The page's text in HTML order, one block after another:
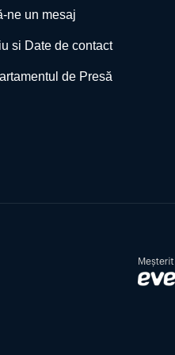
ne un mesaj
si Date de contact
de Presă